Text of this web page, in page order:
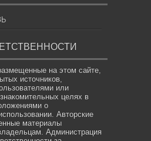
на этом сайте,
источников,
или
целях в
о
Авторские
материалы
Администрация